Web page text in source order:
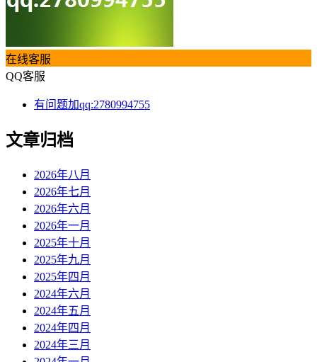
在线客服
QQ客服
有问题加qq:2780994755
文章归档
2026年八月
2026年七月
2026年六月
2026年一月
2025年十月
2025年九月
2025年四月
2024年六月
2024年五月
2024年四月
2024年三月